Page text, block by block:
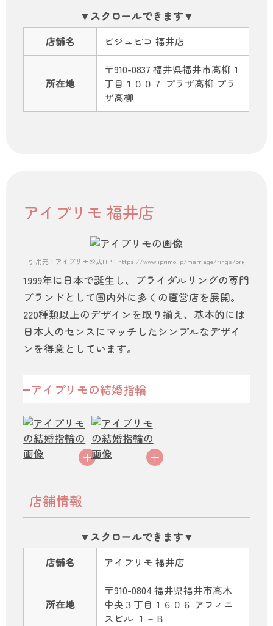
店舗名 ビジュピコ 福井店
所在地
〒910-0837 福井県福井市高柳１
丁目１００７ プラザ高柳 プラ
ザ高柳
アイプリモ 福井店
引用元：アイプリモ公式HP：https://www.iprimo.jp/marriage/rings/
1999年に日本で誕生し、ブライダルリングの専門
ブランドとして国内外に多くの直営店を展開。
220種類以上のデザインを取り揃え、基本的には
日本人のセンスにマッチしたシンプルなデザイ
ンを得意としています。
アイプリモの結婚指輪
店舗情報
店舗名 アイプリモ 福井店
所在地
〒910-0804 福井県福井市高木
中央３丁目１６０６ アフィニ
スビル １－Ｂ